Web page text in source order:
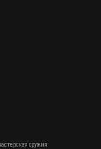
оружия